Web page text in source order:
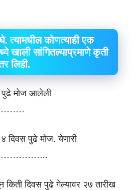
त्यामधील कोणत्याही एक
खाली सांगितल्याप्रमाणे कृती
लिही.
पुढे मोज आलेली
दिवस पुढे मोज. येणारी
किती दिवस पुढे गेल्यावर २७ तारीख